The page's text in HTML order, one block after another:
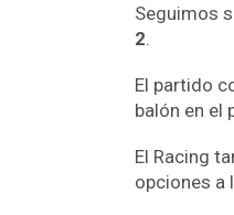
Seguimos
2.
El partido
balón en el
El Racing
opciones a